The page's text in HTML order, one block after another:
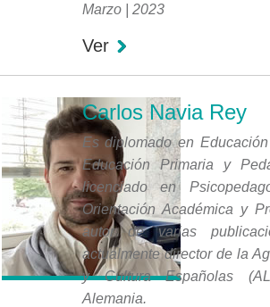
Marzo | 2023
Ver
Carlos Navia Rey
Es diplomado en
Educación Primaria y
licenciado en
Orientación Académica y
autor de varias
actualmente director de la
y Cultura Españolas
Alemania.